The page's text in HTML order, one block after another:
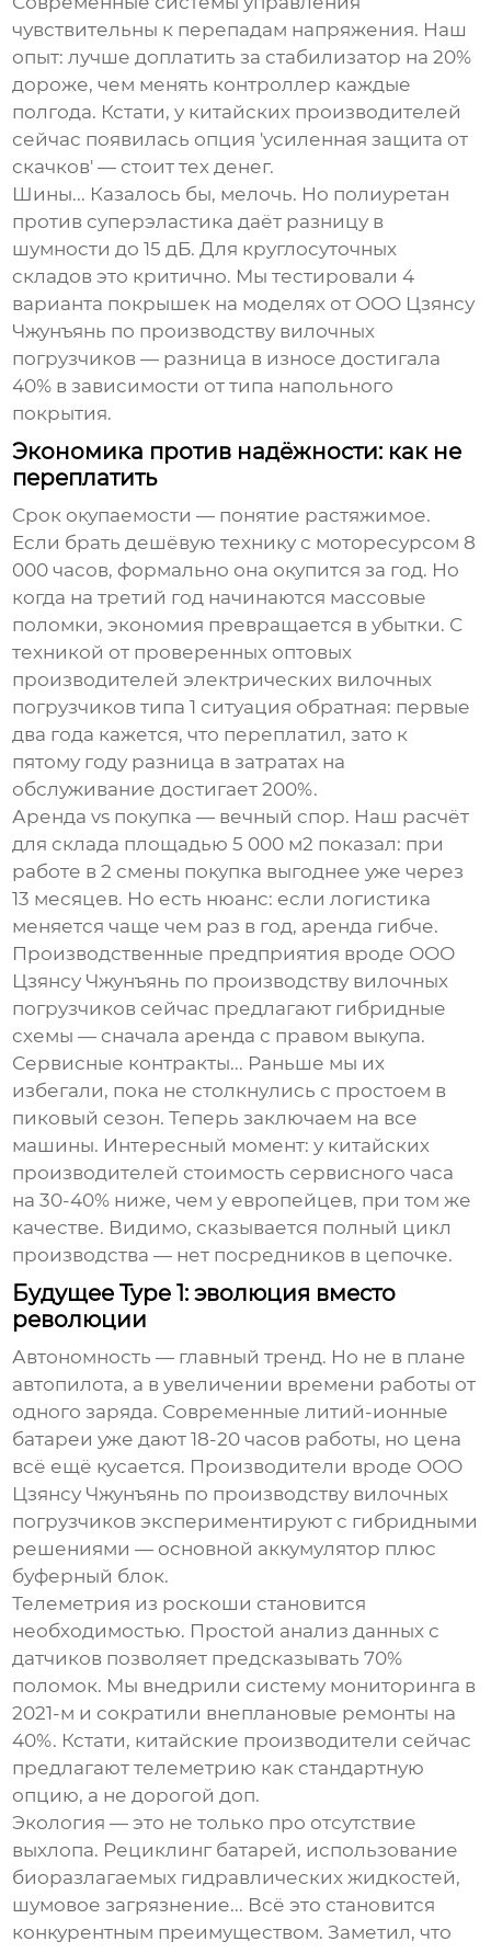
чувствительны к перепадам напряжения. Наш
опыт: лучше доплатить за стабилизатор на 20%
дороже, чем менять контроллер каждые
полгода. Кстати, у китайских производителей
сейчас появилась опция 'усиленная защита от
скачков' — стоит тех денег.
Шины... Казалось бы, мелочь. Но полиуретан
против суперэластика даёт разницу в
шумности до 15 дБ. Для круглосуточных
складов это критично. Мы тестировали 4
варианта покрышек на моделях от ООО Цзянсу
Чжунъянь по производству вилочных
погрузчиков — разница в износе достигала
40% в зависимости от типа напольного
покрытия.
Экономика против надёжности: как не
переплатить
Срок окупаемости — понятие растяжимое.
Если брать дешёвую технику с моторесурсом 8
000 часов, формально она окупится за год. Но
когда на третий год начинаются массовые
поломки, экономия превращается в убытки. С
техникой от проверенных оптовых
производителей электрических вилочных
погрузчиков типа 1 ситуация обратная: первые
два года кажется, что переплатил, зато к
пятому году разница в затратах на
обслуживание достигает 200%.
Аренда vs покупка — вечный спор. Наш расчёт
для склада площадью 5 000 м2 показал: при
работе в 2 смены покупка выгоднее уже через
13 месяцев. Но есть нюанс: если логистика
меняется чаще чем раз в год, аренда гибче.
Производственные предприятия вроде ООО
Цзянсу Чжунъянь по производству вилочных
погрузчиков сейчас предлагают гибридные
схемы — сначала аренда с правом выкупа.
Сервисные контракты... Раньше мы их
избегали, пока не столкнулись с простоем в
пиковый сезон. Теперь заключаем на все
машины. Интересный момент: у китайских
производителей стоимость сервисного часа
на 30-40% ниже, чем у европейцев, при том же
качестве. Видимо, сказывается полный цикл
производства — нет посредников в цепочке.
Будущее Type 1: эволюция вместо
революции
Автономность — главный тренд. Но не в плане
автопилота, а в увеличении времени работы от
одного заряда. Современные литий-ионные
батареи уже дают 18-20 часов работы, но цена
всё ещё кусается. Производители вроде ООО
Цзянсу Чжунъянь по производству вилочных
погрузчиков экспериментируют с гибридными
решениями — основной аккумулятор плюс
буферный блок.
Телеметрия из роскоши становится
необходимостью. Простой анализ данных с
датчиков позволяет предсказывать 70%
поломок. Мы внедрили систему мониторинга в
2021-м и сократили внеплановые ремонты на
40%. Кстати, китайские производители сейчас
предлагают телеметрию как стандартную
опцию, а не дорогой доп.
Экология — это не только про отсутствие
выхлопа. Рециклинг батарей, использование
биоразлагаемых гидравлических жидкостей,
шумовое загрязнение... Всё это становится
конкурентным преимуществом. Заметил, что